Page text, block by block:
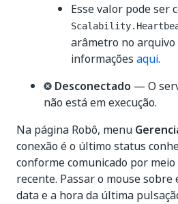
Esse valor pode ser
arâmetro no arquivo
informações aqui.
Desconectado — O
não está em execução.
Na página Robô, menu
conexão é o último status
conforme comunicado por
recente. Passar o mouse sobre
data e a hora da última